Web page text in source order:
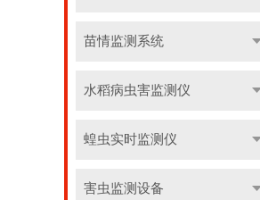
苗情监测系统
水稻病虫害监测仪
蝗虫实时监测仪
害虫监测设备